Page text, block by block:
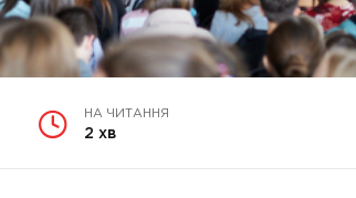
НА ЧИТАННЯ
2 хв